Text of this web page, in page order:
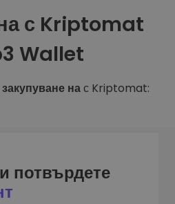
с Kriptomat
Wallet
закупуване нас Kriptomat:
потвърдете